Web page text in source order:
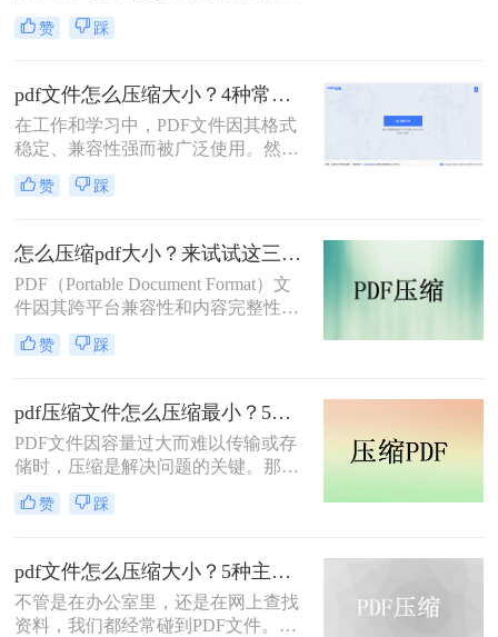
交换的首选格式。然而，过大的PDF
文件常常带来诸多不便，无论是通过
存储在有限的设备空间中，都会遇到
限制。因此，掌握如何压缩pdf文件大
小的技能显得至关重要。
赞 踩
pdf文件怎么压缩大小？4种常用压缩方法详解！
在工作和学习中，PDF文件因其格式
稳定、兼容性强而被广泛使用。然
而，PDF文件体积过大常会导致存储
空间不足、传输速度慢等问题。那么
4种常用的PDF压缩方法，帮助您快速
减小文件大小。
赞 踩
怎么压缩pdf大小？来试试这三种压缩方式！
PDF（Portable Document Format）文
件因其跨平台兼容性和内容完整性而
广泛应用于各种场合。然而，随着
PDF文件中包含的图片、图表、字体
大，给存储和传输带来了不便。那么
怎么压缩pdf大小呢？为了解决这个问
题，本文将介绍三种压缩PDF大小的
方法。
赞 踩
pdf压缩文件怎么压缩最小？5个常用方法全解析！
PDF文件因容量过大而难以传输或存
储时，压缩是解决问题的关键。那么
pdf压缩文件怎么压缩最小呢？本文将
介绍几种高效压缩PDF的方法，帮助
赞 踩
pdf文件怎么压缩大小？5种主流压缩方法分享！
不管是在办公室里，还是在网上查找
资料，我们都经常碰到PDF文件。在